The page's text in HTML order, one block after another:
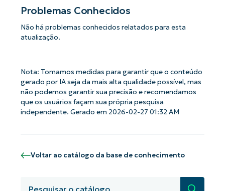
Problemas Conhecidos
Não há problemas conhecidos relatados para esta
atualização.
Nota: Tomamos medidas para garantir que o conteúdo
gerado por IA seja da mais alta qualidade possível, mas
não podemos garantir sua precisão e recomendamos
que os usuários façam sua própria pesquisa
independente. Gerado em 2026-02-27 01:32 AM
Voltar ao catálogo da base de conhecimento